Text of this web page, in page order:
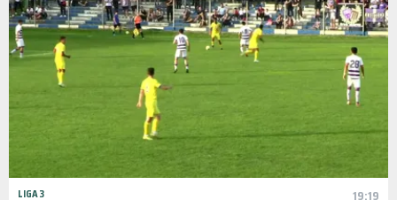
LIGA 3 19:19